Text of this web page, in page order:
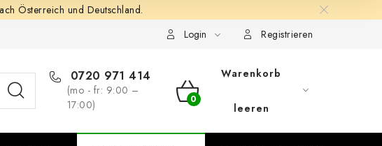
Österreich und Deutschland.
Login Registrieren
0720 971 414
(mo - fr: 9:00 –
17:00)
WARENKORB
Warenkorb
leeren